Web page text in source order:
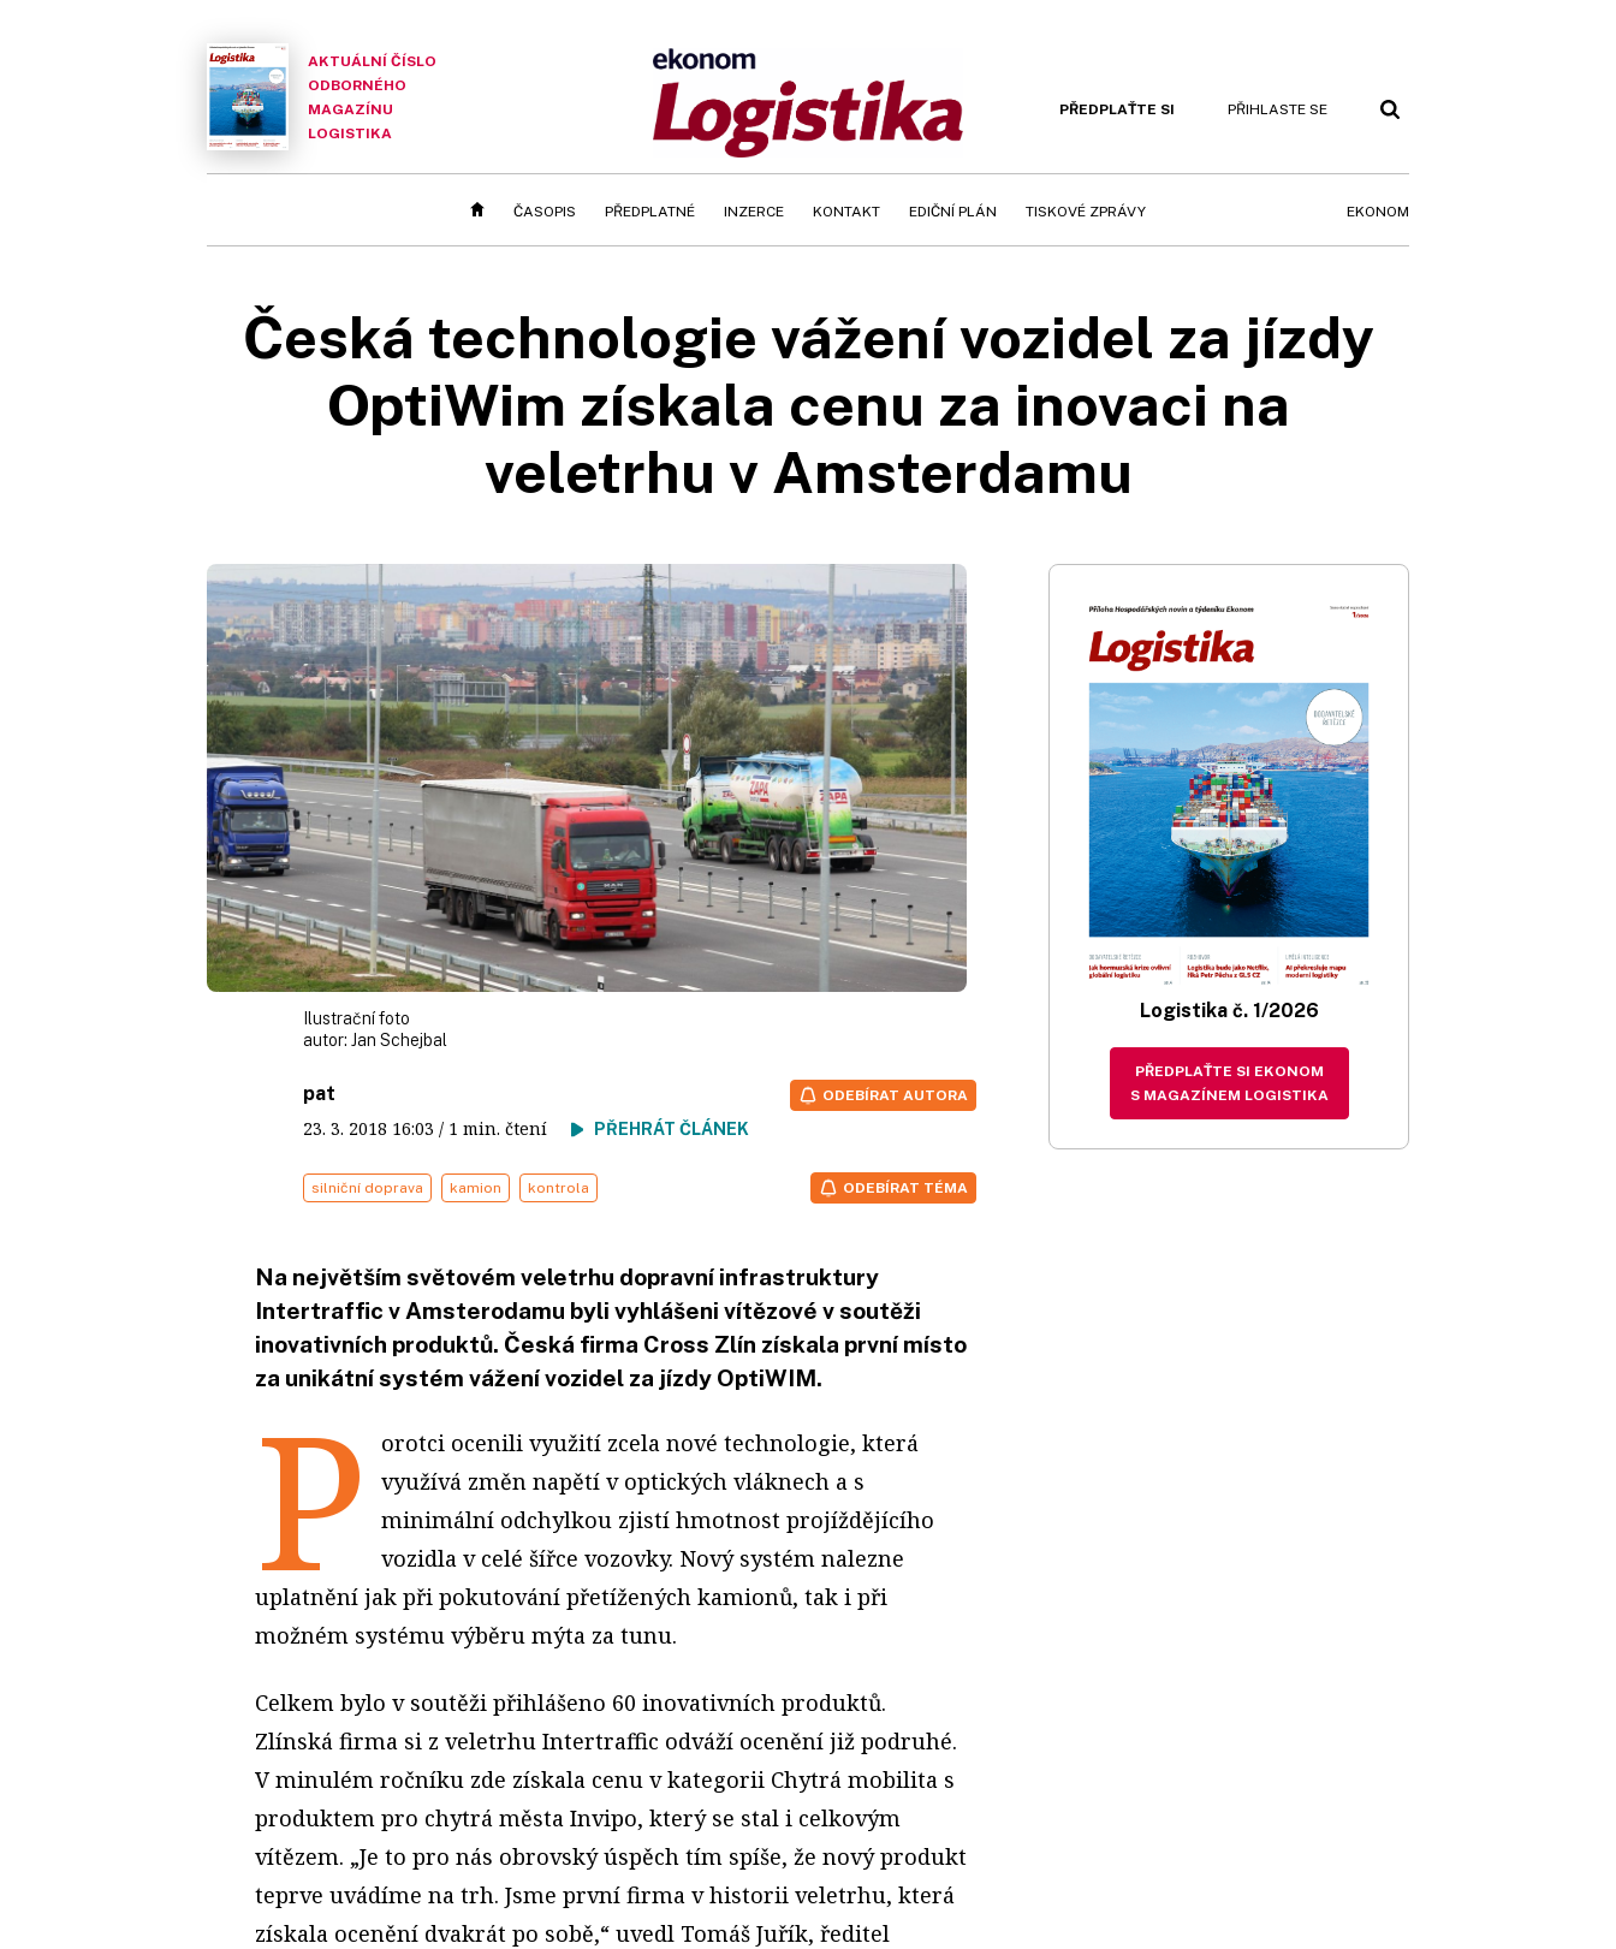
AKTUÁLNÍ ČÍSLO
ODBORNÉHO
MAGAZÍNU
LOGISTIKA
PŘEDPLAŤTE SI PŘIHLASTE SE
ČASOPIS PŘEDPLATNÉ INZERCE KONTAKT EDIČNÍ PLÁN TISKOVÉ ZPRÁVY EKONOM
Česká technologie vážení vozidel za jízdy
OptiWim získala cenu za inovaci na
veletrhu v Amsterdamu
Ilustrační foto
autor: Jan Schejbal
pat
23. 3. 2018 16:03 / 1 min. čtení PŘEHRÁT ČLÁNEK
ODEBÍRAT AUTORA
silniční doprava kamion kontrola ODEBÍRAT TÉMA
Na největším světovém veletrhu dopravní infrastruktury
Intertraffic v Amsterodamu byli vyhlášeni vítězové v soutěži
inovativních produktů. Česká firma Cross Zlín získala první místo
za unikátní systém vážení vozidel za jízdy OptiWIM.
P
orotci ocenili využití zcela nové technologie, která
využívá změn napětí v optických vláknech a s
minimální odchylkou zjistí hmotnost projíždějícího
vozidla v celé šířce vozovky. Nový systém nalezne
uplatnění jak při pokutování přetížených kamionů, tak i při
možném systému výběru mýta za tunu.
Celkem bylo v soutěži přihlášeno 60 inovativních produktů.
Zlínská firma si z veletrhu Intertraffic odváží ocenění již podruhé.
V minulém ročníku zde získala cenu v kategorii Chytrá mobilita s
produktem pro chytrá města Invipo, který se stal i celkovým
vítězem. „Je to pro nás obrovský úspěch tím spíše, že nový produkt
teprve uvádíme na trh. Jsme první firma v historii veletrhu, která
získala ocenění dvakrát po sobě,“ uvedl Tomáš Juřík, ředitel
Logistika č. 1/2026
PŘEDPLAŤTE SI EKONOM
S MAGAZÍNEM LOGISTIKA